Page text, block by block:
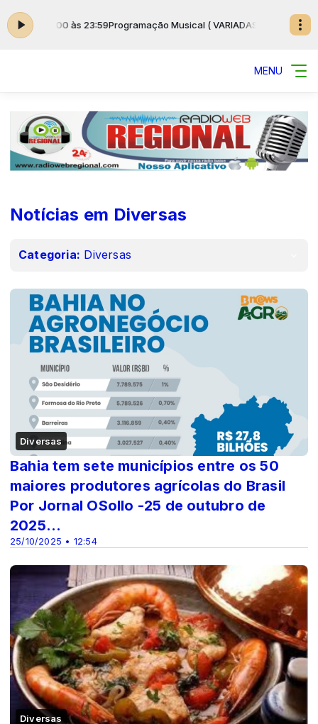
00:00 às 23:59 Programação Musical ( VARIADAS ) das 00:00 às
MENU
Notícias em Diversas
Categoria: Diversas
Diversas
25/10/2025 • 12:54
Bahia tem sete municípios entre os 50
maiores produtores agrícolas do Brasil
Por Jornal OSollo -25 de outubro de
2025...
Diversas